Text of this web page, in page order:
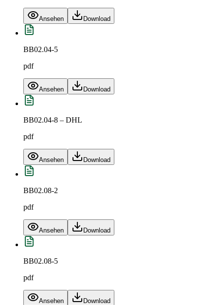
Ansehen Download
BB02.04-5
pdf
Ansehen Download
BB02.04-8 – DHL
pdf
Ansehen Download
BB02.08-2
pdf
Ansehen Download
BB02.08-5
pdf
Ansehen Download